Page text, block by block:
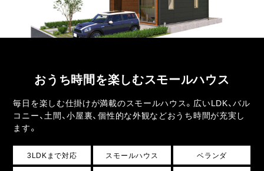
モデルハウス
クオリティ
お知らせ
ブログ
会社概要
おうち時間を楽しむスモールハウス
毎日を楽しむ仕掛けが満載のスモールハウス。広いLDK、バル
コニー、土間、小屋裏、個性的な外観などおうち時間が充実し
ます。
3LDKまで対応 スモールハウス ベランダ